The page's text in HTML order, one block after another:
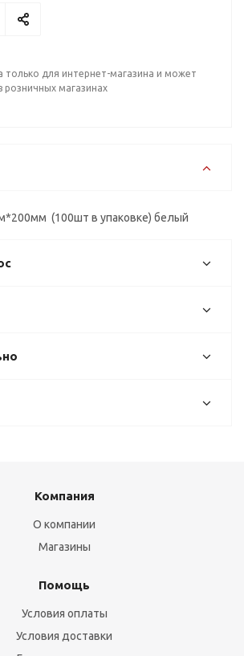
только для интернет-магазина и может
розничных магазинах
(100шт в упаковке) белый
Компания
О компании
Магазины
Помощь
Условия оплаты
Условия доставки